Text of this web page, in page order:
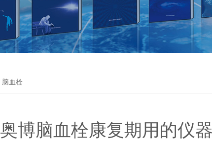
脑血栓
奥博脑血栓康复期用的仪